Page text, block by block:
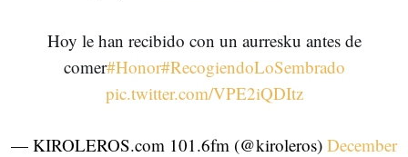
Hoy le han recibido con un aurresku antes de
comer#Honor#RecogiendoLoSembrado
pic.twitter.com/VPE2iQDItz
— KIROLEROS.com 101.6fm (@kiroleros) December